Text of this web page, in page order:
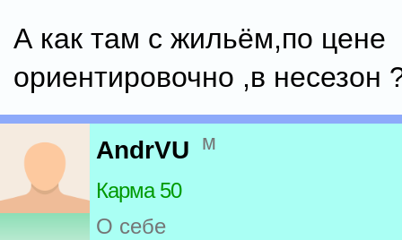
А как там с жильём,по цене
ориентировочно ,в несезон
AndrVU м
Карма 50
О себе